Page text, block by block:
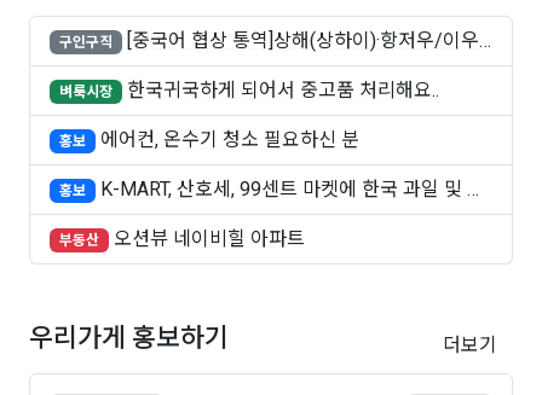
구인구직
[중국어 협상 통역]상해(상하이)·항저우/이우·
쑤..
벼룩시장 한국귀국하게 되어서 중고품 처리해요..
홍보 에어컨, 온수기 청소 필요하신 분
홍보
K-MART, 산호세, 99센트 마켓에 한국 과일 및 빵
..
부동산 오션뷰 네이비힐 아파트
우리가게 홍보하기 더보기